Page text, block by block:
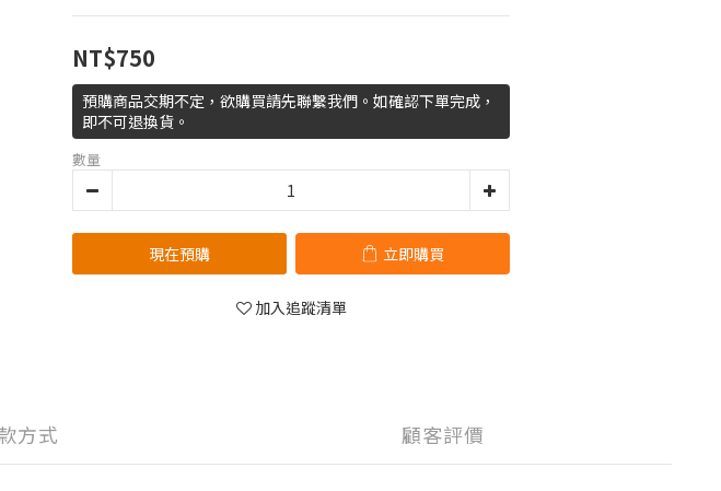
NT$750
預購商品交期不定，欲購買請先聯繫我們。如確認下單完成，
即不可退換貨。
數量
現在預購 立即購買
加入追蹤清單
方式 顧客評價